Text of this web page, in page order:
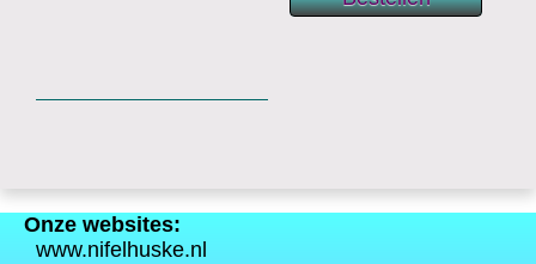
Onze websites:
www.nifelhuske.nl